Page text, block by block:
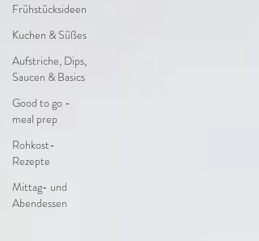
Frühstücksideen
Kuchen & Süßes
Aufstriche, Dips,
Saucen & Basics
Good to go -
meal prep
Rohkost-
Rezepte
Mittag- und
Abendessen